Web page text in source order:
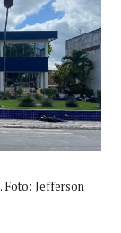
Foto: Jefferson